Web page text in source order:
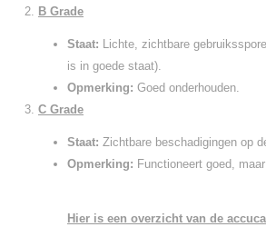
B Grade
Staat: Lichte, zichtbare
is in goede staat).
Opmerking: Goed onderhouden.
C Grade
Staat: Zichtbare beschadigingen op
Opmerking: Functioneert goed,
Hier is een overzicht van de